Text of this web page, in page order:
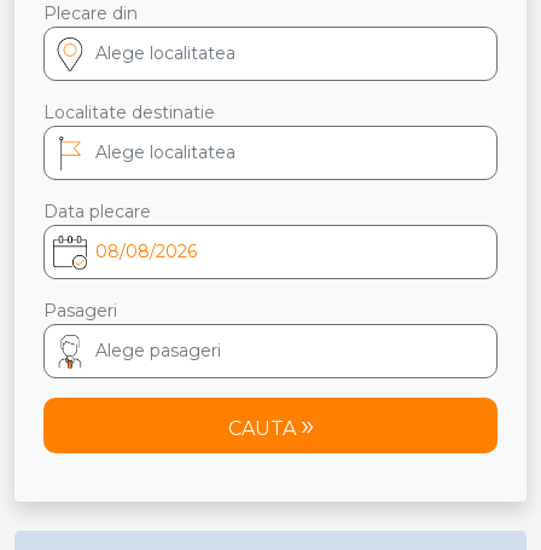
Plecare din
Localitate destinatie
Data plecare
Pasageri
CAUTA